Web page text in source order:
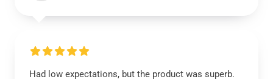
Had low expectations, but the product was superb.